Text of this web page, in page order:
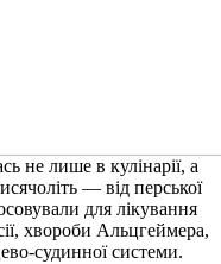
не лише в кулінарії, а
— від перської
для лікування
хвороби Альцгеймера,
судинної системи.